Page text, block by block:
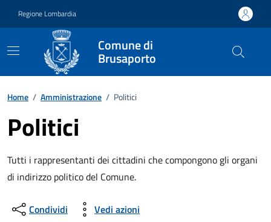
Regione Lombardia
Comune di
Brusaporto
Home / Amministrazione / Politici
Politici
Tutti i rappresentanti dei cittadini che compongono gli organi
di indirizzo politico del Comune.
Condividi Vedi azioni